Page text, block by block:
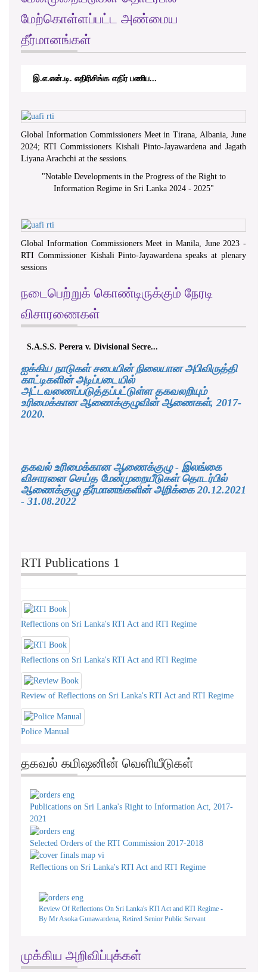
மேற்கொள்ளப்பட்ட அண்மைய
தீர்மானங்கள்
இ.எ.என்.டி. எதிரிசிங்க எதிர் பணிப...
Global Information Commissioners Meet in Tirana, Albania, June
2024; RTI Commissioners Kishali Pinto-Jayawardena and Jagath
Liyana Arachchi at the sessions.
"Notable Developments in the Progress of the Right to
Information Regime in Sri Lanka 2024 - 2025"
Global Information Commissioners Meet in Manila, June 2023 -
RTI Commissioner Kishali Pinto-Jayawardena speaks at plenary
sessions
நடைபெற்றுக் கொண்டிருக்கும் நேரடி
விசாரணைகள்
S.A.S.S. Perera v. Divisional Secre...
ஐக்கிய நாடுகள் சபையின் நிலையான அபிவிருத்தி
காட்டிகளின் அடிப்படையில்
அட்டவணைப்படுத்தப்பட்டுள்ள தகவலறியும்
உரிமைக்கான ஆணைக்குழுவின் ஆணைகள், 2017-
2020.
தகவல் உரிமைக்கான ஆணைக்குழு - இலங்கை
விசாரனை செய்த மேன்முறையீடுகள் தொடர்பில்
ஆணைக்குழு தீர்மானங்களின் அறிக்கை 20.12.2021
- 31.08.2022
RTI Publications 1
Reflections on Sri Lanka's RTI Act and RTI Regime
Reflections on Sri Lanka's RTI Act and RTI Regime
Review of Reflections on Sri Lanka's RTI Act and RTI Regime
Police Manual
தகவல் கமிஷனின் வெளியீடுகள்
Publications on Sri Lanka's Right to Information Act, 2017-
2021
Selected Orders of the RTI Commission 2017-2018
Reflections on Sri Lanka's RTI Act and RTI Regime
Review Of Reflections On Sri Lanka's RTI Act and RTI Regime -
By Mr Asoka Gunawardena, Retired Senior Public Servant
முக்கிய அறிவிப்புக்கள்